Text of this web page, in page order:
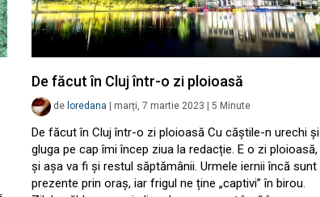
De făcut în Cluj într-o zi ploioasă
de loredana marți, 7 martie 2023 5 Minute
De făcut în Cluj într-o zi ploioasă Cu căștile-n urechi și
gluga pe cap îmi încep ziua la redacție. E o zi ploioasă,
și așa va fi și restul săptămânii. Urmele iernii încă sunt
prezente prin oraș, iar frigul ne ține „captivi” în birou.